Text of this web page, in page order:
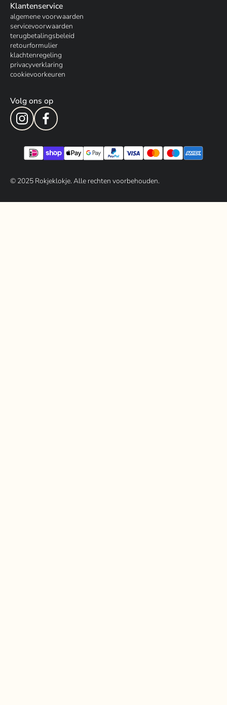
Klantenservice
algemene voorwaarden
servicevoorwaarden
terugbetalingsbeleid
retourformulier
klachtenregeling
privacyverklaring
cookievoorkeuren
Volg ons op
© 2025Rokjeklokje. Alle rechten voorbehouden.